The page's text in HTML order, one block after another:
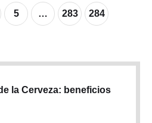
5 … 283 284
la Cerveza: beneficios